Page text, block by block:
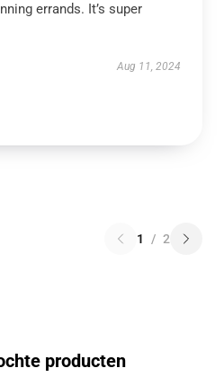
errands. It’s super
Aug 11, 2024
1 / 2
producten